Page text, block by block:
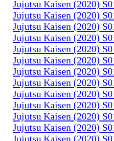
Jujutsu Kaisen (2020)
Jujutsu Kaisen (2020)
Jujutsu Kaisen (2020)
Jujutsu Kaisen (2020)
Jujutsu Kaisen (2020)
Jujutsu Kaisen (2020)
Jujutsu Kaisen (2020)
Jujutsu Kaisen (2020)
Jujutsu Kaisen (2020)
Jujutsu Kaisen (2020)
Jujutsu Kaisen (2020)
Jujutsu Kaisen (2020)
Jujutsu Kaisen (2020)